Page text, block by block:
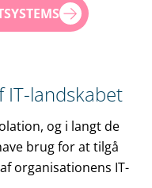
landskabet
og i langt de
brug for at tilgå
organisationens IT-